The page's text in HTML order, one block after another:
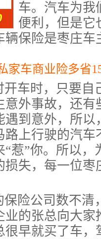
车。汽车为我
便利，但是它
辆保险是枣庄
家车商业险多省
车时，只要自
意外事故，还
遇到意外，所
上行驶的汽车
惹”你。所以
损失，每一位
险公司数不清
业的张总向大
很早就买了车